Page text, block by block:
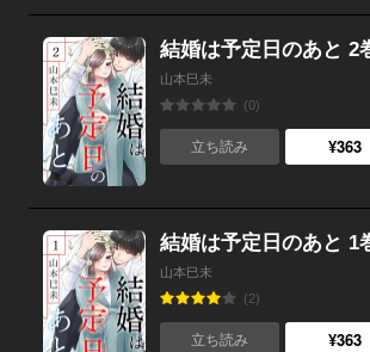
結婚は予定日のあと 2
山本巳未
(0)
立ち読み ¥363
結婚は予定日のあと 1
山本巳未
(2)
立ち読み ¥363